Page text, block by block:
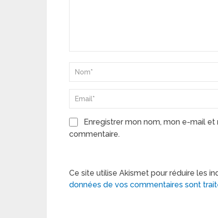
Enregistrer mon nom, mon e-mail
commentaire.
Ce site utilise Akismet pour réduire les
données de vos commentaires sont